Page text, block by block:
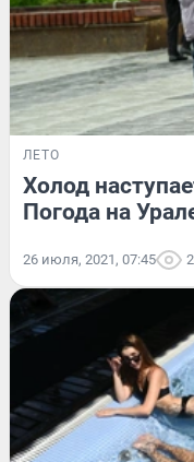
ЛЕТО
Холод
Погода на
26 июля, 2021, 07:45